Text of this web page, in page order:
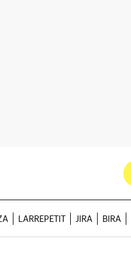
LARREPETIT JIRA BIRA